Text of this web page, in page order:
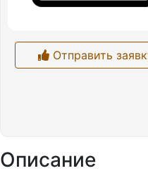
Отправить
Описание